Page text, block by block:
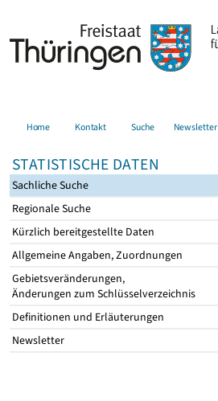
Home Kontakt Suche Newsletter
STATISTISCHE DATEN
Sachliche Suche
Regionale Suche
Kürzlich bereitgestellte Daten
Allgemeine Angaben, Zuordnungen
Gebietsveränderungen,
Änderungen zum Schlüsselverzeichnis
Definitionen und Erläuterungen
Newsletter